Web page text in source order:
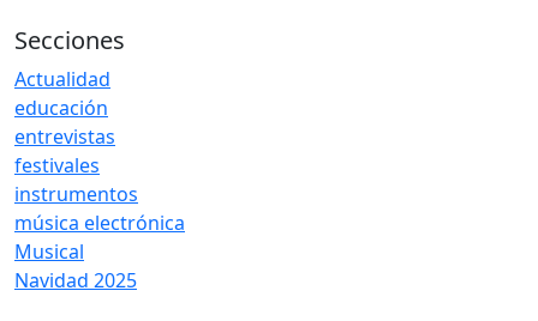
Secciones
Actualidad
educación
entrevistas
festivales
instrumentos
música electrónica
Musical
Navidad 2025